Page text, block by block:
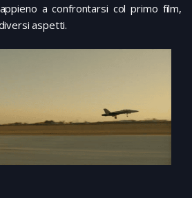
a confrontarsi col primo film,
aspetti.